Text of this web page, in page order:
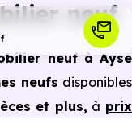
neuf
neuf à Ayse
neufs disponibles
et plus, à prix